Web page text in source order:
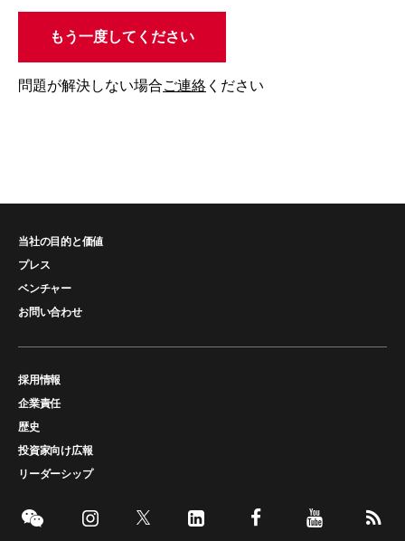
もう一度してください
問題が解決しない場合ご連絡 ください
当社の目的と価値
プレス
ベンチャー
お問い合わせ
採用情報
企業責任
歴史
投資家向け広報
リーダーシップ